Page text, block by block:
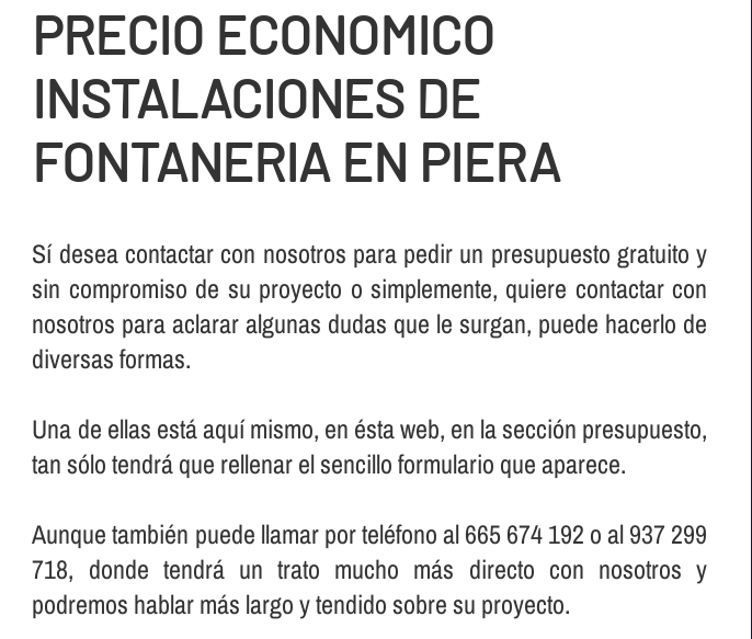
PRECIO ECONOMICO
INSTALACIONES DE
FONTANERIA EN PIERA
Sí­ desea contactar con nosotros para pedir un presupuesto gratuito y
sin compromiso de su proyecto o simplemente, quiere contactar con
nosotros para aclarar algunas dudas que le surgan, puede hacerlo de
diversas formas.
Una de ellas está aquí­ mismo, en ésta web, en la sección presupuesto,
tan sólo tendrá que rellenar el sencillo formulario que aparece.
Aunque también puede llamar por teléfono al 665 674 192 o al 937 299
718, donde tendrá un trato mucho más directo con nosotros y
podremos hablar más largo y tendido sobre su proyecto.